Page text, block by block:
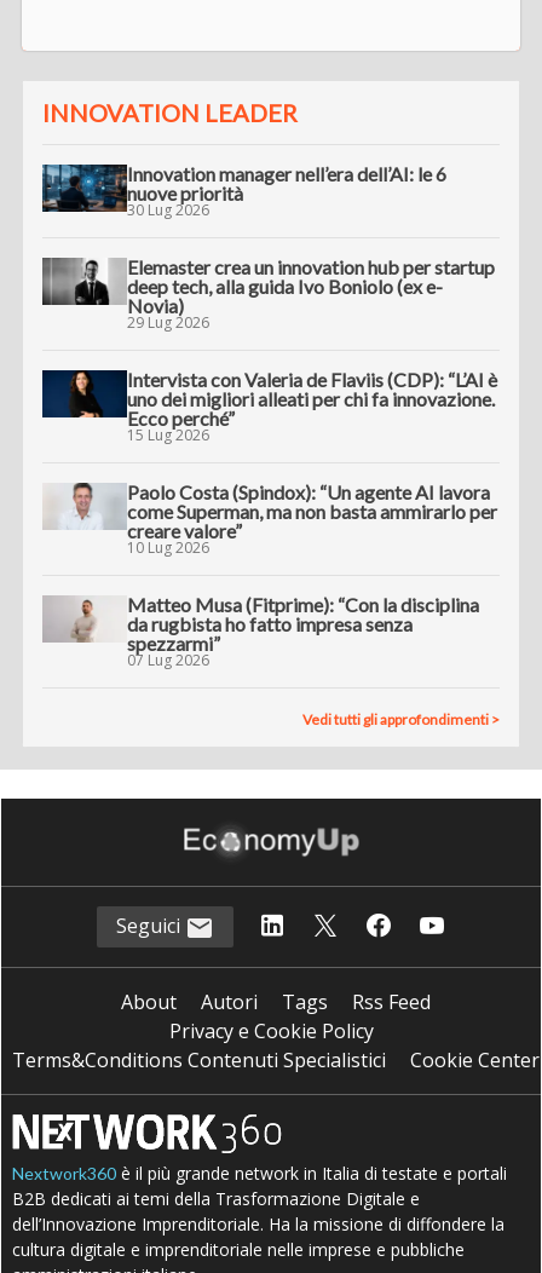
INNOVATION LEADER
Innovation manager nell’era dell’AI: le 6
nuove priorità
30 Lug 2026
Elemaster crea un innovation hub per startup
deep tech, alla guida Ivo Boniolo (ex e-
Novia)
29 Lug 2026
Intervista con Valeria de Flaviis (CDP): “L’AI è
uno dei migliori alleati per chi fa innovazione.
Ecco perché”
15 Lug 2026
Paolo Costa (Spindox): “Un agente AI lavora
come Superman, ma non basta ammirarlo per
creare valore”
10 Lug 2026
Matteo Musa (Fitprime): “Con la disciplina
da rugbista ho fatto impresa senza
spezzarmi”
07 Lug 2026
Vedi tutti gli approfondimenti >
Seguici
About Autori Tags
Rss Feed
Privacy e Cookie Policy
Terms&Conditions Contenuti Specialistici
Cookie Center
Nextwork360 è il più grande network in Italia di testate e portali
B2B dedicati ai temi della Trasformazione Digitale e
dell’Innovazione Imprenditoriale. Ha la missione di diffondere la
cultura digitale e imprenditoriale nelle imprese e pubbliche